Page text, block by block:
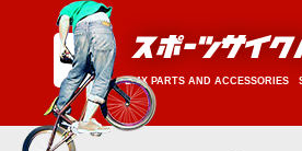
BMX PARTS AND ACCESSORIES